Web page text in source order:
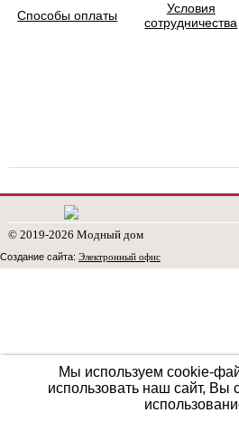
Способы оплаты
Условия
сотрудничества
© 2019-2026 Модный дом
Создание сайта: Электронный офис
Мы используем cookie-
использовать наш сайт, Вы